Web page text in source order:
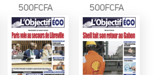
500FCFA 500FCFA